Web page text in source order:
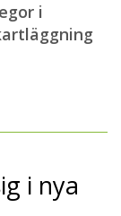
i
i nya